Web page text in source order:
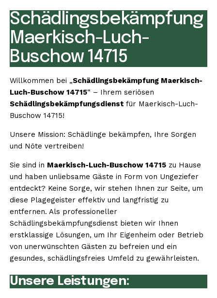
Schädlingsbekämpfung
Maerkisch-Luch-
Buschow 14715
Willkommen bei „Schädlingsbekämpfung Maerkisch-
Luch-Buschow 14715“ – Ihrem seriösen
Schädlingsbekämpfungsdienst für Maerkisch-Luch-
Buschow 14715!
Unsere Mission: Schädlinge bekämpfen, Ihre Sorgen
und Nöte vertreiben!
Sie sind in Maerkisch-Luch-Buschow 14715 zu Hause
und haben unliebsame Gäste in Form von Ungeziefer
entdeckt? Keine Sorge, wir stehen Ihnen zur Seite, um
diese Plagegeister effektiv und langfristig zu
entfernen. Als professioneller
Schädlingsbekämpfungsdienst bieten wir Ihnen
erstklassige Lösungen, um Ihr Eigenheim oder Betrieb
von unerwünschten Gästen zu befreien und ein
gesundes, schädlingsfreies Umfeld zu gewährleisten.
Unsere Leistungen: